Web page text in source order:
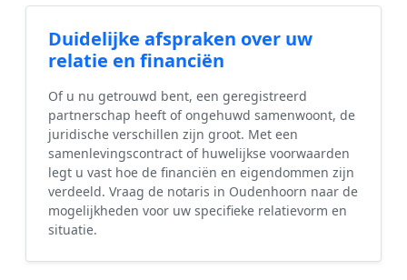
Duidelijke afspraken over uw
relatie en financiën
Of u nu getrouwd bent, een geregistreerd
partnerschap heeft of ongehuwd samenwoont, de
juridische verschillen zijn groot. Met een
samenlevingscontract of huwelijkse voorwaarden
legt u vast hoe de financiën en eigendommen zijn
verdeeld. Vraag de notaris in Oudenhoorn naar de
mogelijkheden voor uw specifieke relatievorm en
situatie.